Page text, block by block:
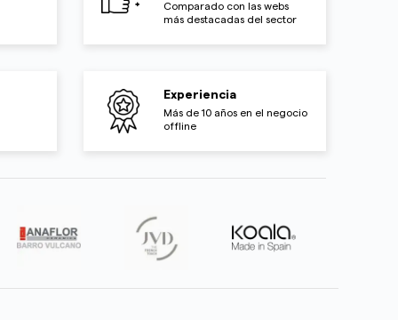
Comparado con las webs
más destacadas del sector
Experiencia
Más de 10 años en el negocio
offline